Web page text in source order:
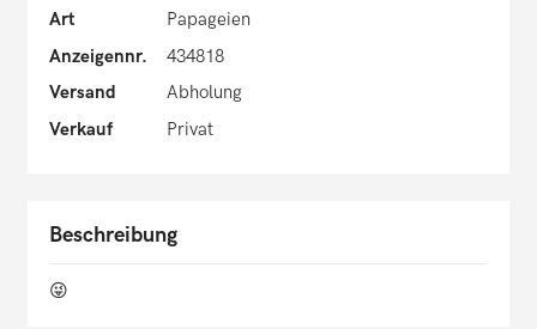
Art
Papageien
Anzeigennr.
434818
Versand
Abholung
Verkauf
Privat
Beschreibung
😜